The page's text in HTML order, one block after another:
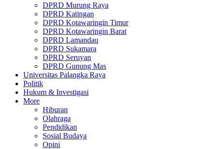
DPRD Murung Raya
DPRD Katingan
DPRD Kotawaringin Timur
DPRD Kotawaringin Barat
DPRD Lamandau
DPRD Sukamara
DPRD Seruyan
DPRD Gunung Mas
Universitas Palangka Raya
Politik
Hukum & Investigasi
More
Hiburan
Olahraga
Pendidikan
Sosial Budaya
Opini